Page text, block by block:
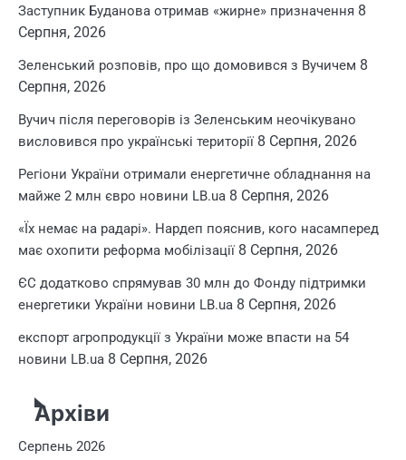
Заступник Буданова отримав «жирне» призначення 8
Серпня, 2026
Зеленський розповів, про що домовився з Вучичем 8
Серпня, 2026
Вучич після переговорів із Зеленським неочікувано
висловився про українські території 8 Серпня, 2026
Регіони України отримали енергетичне обладнання на
майже 2 млн євро новини LB.ua 8 Серпня, 2026
«Їх немає на радарі». Нардеп пояснив, кого насамперед
має охопити реформа мобілізації 8 Серпня, 2026
ЄС додатково спрямував 30 млн до Фонду підтримки
енергетики України новини LB.ua 8 Серпня, 2026
експорт агропродукції з України може впасти на 54
новини LB.ua 8 Серпня, 2026
Архіви
Серпень 2026